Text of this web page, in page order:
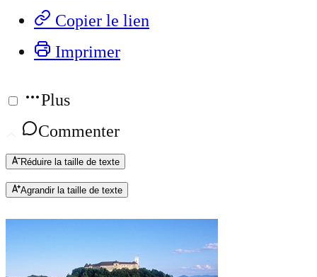
Copier le lien
Imprimer
Plus
Commenter
Réduire la taille de texte
Agrandir la taille de texte